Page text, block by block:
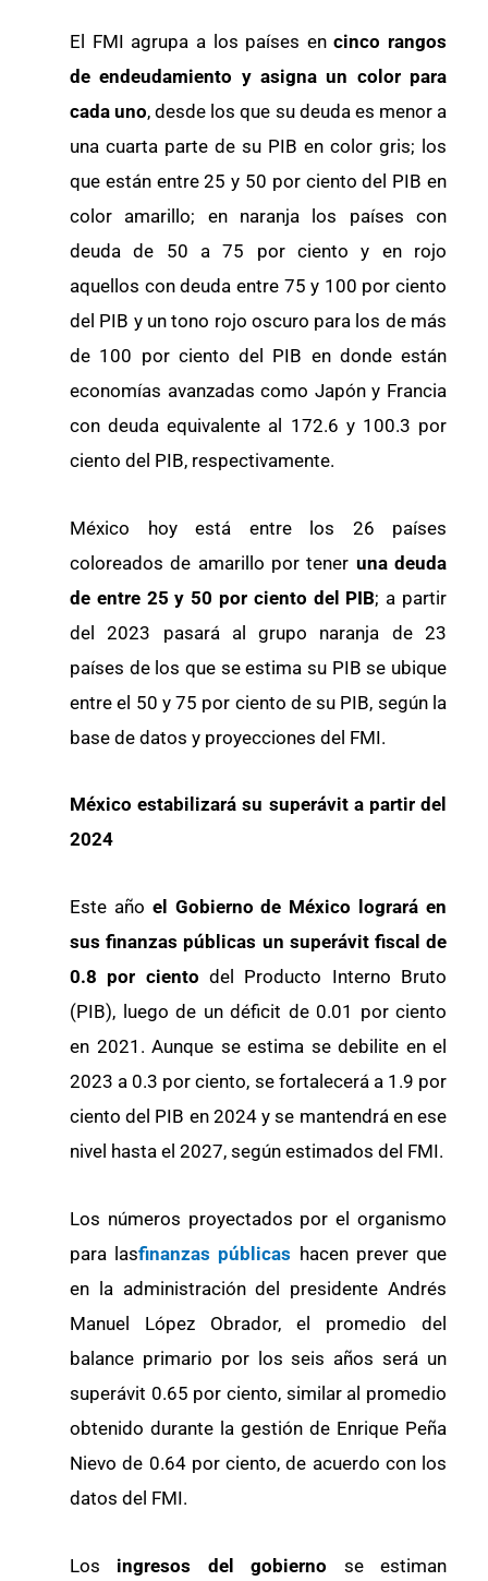
El FMI agrupa a los países encinco rangos
de endeudamiento y asigna un color para
cada uno, desde los que su deuda es menor a
una cuarta parte de su PIB en color gris; los
que están entre 25 y 50 por ciento del PIB en
color amarillo; en naranja los países con
deuda de 50 a 75 por ciento y en rojo
aquellos con deuda entre 75 y 100 por ciento
del PIB y un tono rojo oscuro para los de más
de 100 por ciento del PIB en donde están
economías avanzadas como Japón y Francia
con deuda equivalente al 172.6 y 100.3 por
ciento del PIB, respectivamente.
México hoy está entre los 26 países
coloreados de amarillo por tener una deuda
de entre 25 y 50 por ciento del PIB; a partir
del 2023 pasará al grupo naranja de 23
países de los que se estima su PIB se ubique
entre el 50 y 75 por ciento de su PIB, según la
base de datos y proyecciones del FMI.
México estabilizará su superávit a partir del
2024
Este año el Gobierno de México logrará en
sus finanzas públicas un superávit fiscal de
0.8 por ciento del Producto Interno Bruto
(PIB), luego de un déficit de 0.01 por ciento
en 2021. Aunque se estima se debilite en el
2023 a 0.3 por ciento, se fortalecerá a 1.9 por
ciento del PIB en 2024 y se mantendrá en ese
nivel hasta el 2027, según estimados del FMI.
Los números proyectados por el organismo
para lasfinanzas públicas hacen prever que
en la administración del presidente Andrés
Manuel López Obrador, el promedio del
balance primario por los seis años será un
superávit 0.65 por ciento, similar al promedio
obtenido durante la gestión de Enrique Peña
Nievo de 0.64 por ciento, de acuerdo con los
datos del FMI.
Los ingresos del gobierno se estiman